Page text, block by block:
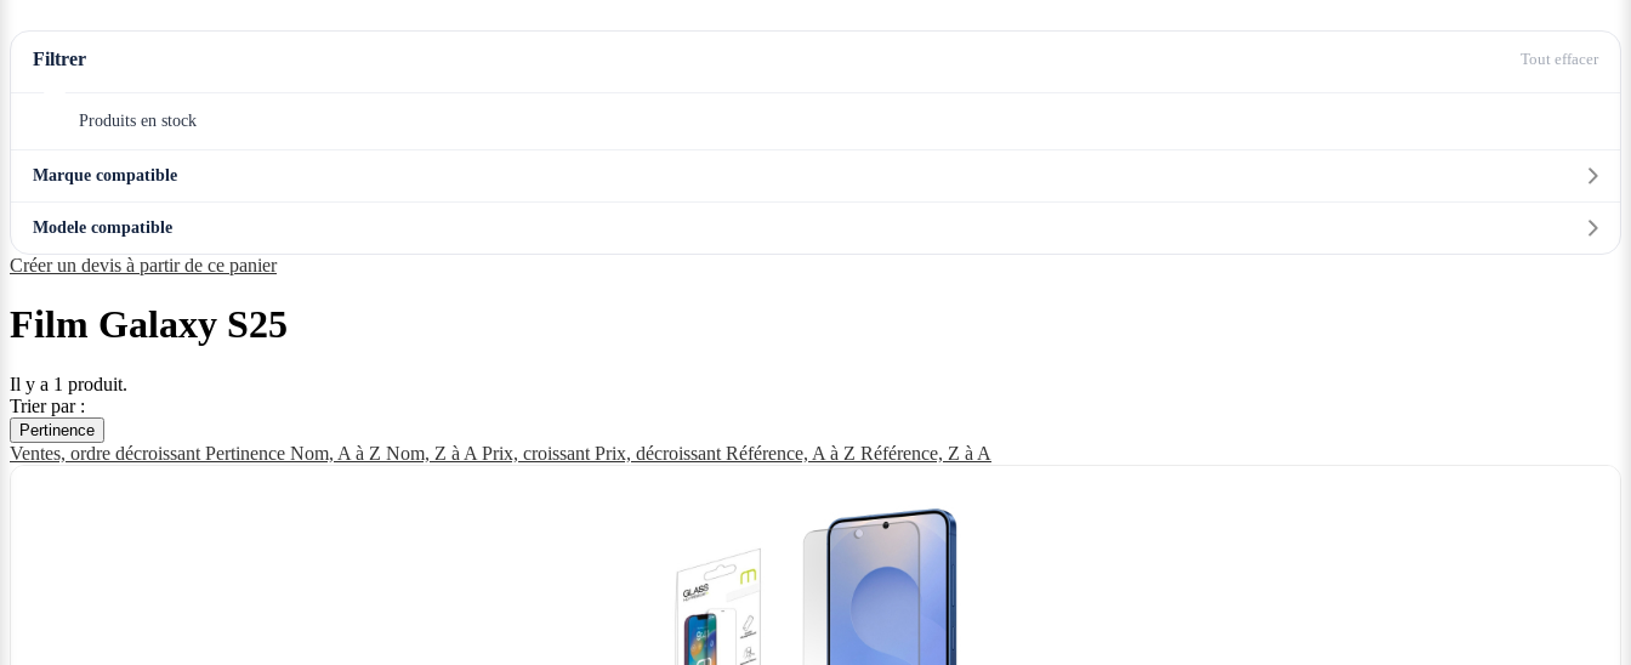
Filtrer Tout effacer
Produits en stock
Marque compatible
Modele compatible
Créer un devis à partir de ce panier
Film Galaxy S25
Il y a 1 produit.
Trier par :
Pertinence
Ventes, ordre décroissant Pertinence Nom, A à Z Nom, Z à A Prix, croissant Prix, décroissant Référence, A à Z Référence, Z à A